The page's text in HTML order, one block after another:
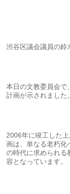
渋谷区議会議員の鈴
本日の文教委員会で、
計画が示されました。
2006年に竣工した
画は、単なる老朽化
の時代に求められる
容となっています。